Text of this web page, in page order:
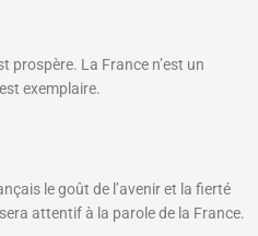
prospère. La France n’est un
exemplaire.
le goût de l’avenir et la fierté
attentif à la parole de la France.